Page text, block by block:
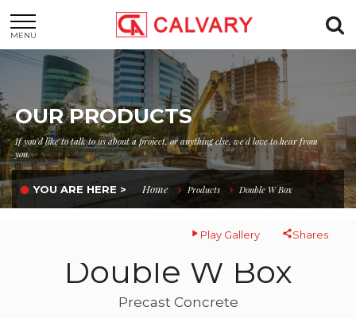
MENU
OUR PRODUCTS
If you'd like to talk to us about a project, or anything else, we'd love to hear from
you.
YOU ARE HERE > Home Products Double W Box
Play Gallery Shares
Double W Box
Precast Concrete